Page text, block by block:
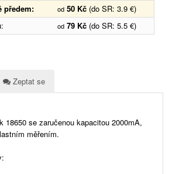
předem: od 50 Kč (do SR: 3.9 €)
od 79 Kč (do SR: 5.5 €)
Zeptat se
18650 se zaručenou kapacitou 2000mA,
měřením.